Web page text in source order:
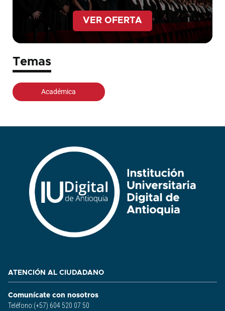
VER OFERTA
Temas
Académica
ATENCIÓN AL CIUDADANO
Comunícate con nosotros
Teléfono:(+57) 604 520 07 50